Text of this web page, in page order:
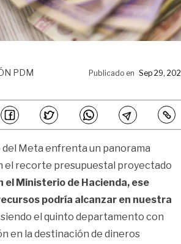
PDM Publicado en Sep 29,
Meta enfrenta un panorama
el recorte presupuestal proyectado
el Ministerio de Hacienda, ese
podría alcanzar en nuestra
siendo el quinto departamento con
en la destinación de dineros